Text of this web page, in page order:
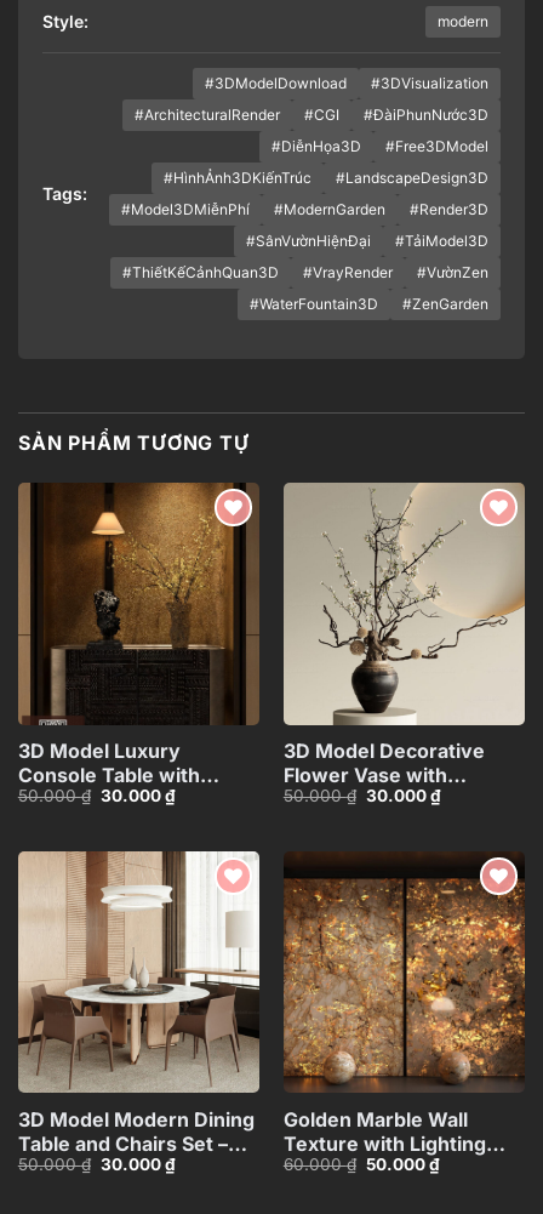
Style: modern
Tags:
#3DModelDownload
#3DVisualization
#ArchitecturalRender
#CGI
#ĐàiPhunNước3D
#DiễnHọa3D
#Free3DModel
#HìnhẢnh3DKiếnTrúc
#LandscapeDesign3D
#Model3DMiễnPhí
#ModernGarden
#Render3D
#SânVườnHiệnĐại
#TảiModel3D
#ThiếtKếCảnhQuan3D
#VrayRender
#VườnZen
#WaterFountain3D
#ZenGarden
SẢN PHẨM TƯƠNG TỰ
Add to
wishlist
3D Model Luxury
Console Table with
Decorative Lamp,
Vase_112289578
50.000₫ Giá
30.000₫Giá
hiện
30.000 ₫.
3D Model Decorative
Flower Vase with
Branches – 3ds
50.000₫ Giá
30.000₫Giá
hiện
30.000 ₫.
Add to
3D Model Modern Dining
Table and Chairs Set –
3ds Max_104552461
50.000₫ Giá
30.000₫Giá
hiện
Add to
wishlist
Golden Marble Wall
Texture with Lighting
Effect_15593723
60.000₫ Giá
50.000₫Giá
hiện